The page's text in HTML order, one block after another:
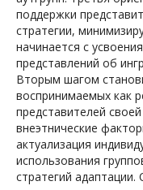
поддержки
стратегии,
начинается с
представлений об
Вторым шагом
воспринимаемых как
представителей
внеэтнические
актуализация
использования
стратегий